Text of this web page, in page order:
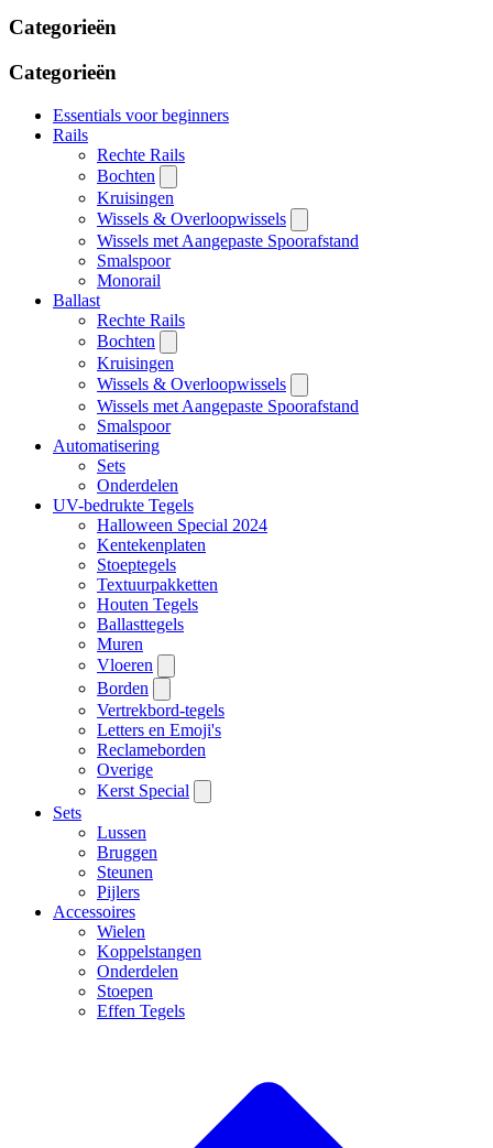
Categorieën
Categorieën
Essentials voor beginners
Rails
Rechte Rails
Bochten
Kruisingen
Wissels & Overloopwissels
Wissels met Aangepaste Spoorafstand
Smalspoor
Monorail
Ballast
Rechte Rails
Bochten
Kruisingen
Wissels & Overloopwissels
Wissels met Aangepaste Spoorafstand
Smalspoor
Automatisering
Sets
Onderdelen
UV-bedrukte Tegels
Halloween Special 2024
Kentekenplaten
Stoeptegels
Textuurpakketten
Houten Tegels
Ballasttegels
Muren
Vloeren
Borden
Vertrekbord-tegels
Letters en Emoji's
Reclameborden
Overige
Kerst Special
Sets
Lussen
Bruggen
Steunen
Pijlers
Accessoires
Wielen
Koppelstangen
Onderdelen
Stoepen
Effen Tegels